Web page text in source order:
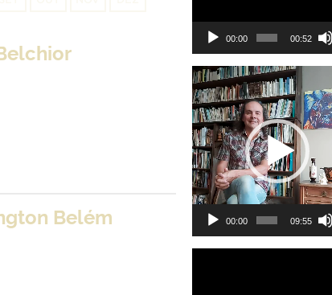
Belém
00:00 00:52
Tocador
de
vídeo
00:00 09:55